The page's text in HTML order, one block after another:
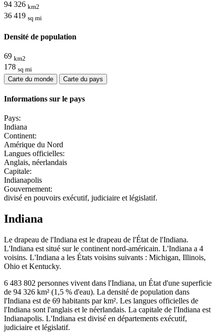
94 326 km2
36 419 sq mi
Densité de population
69 km2
178 sq mi
Carte du monde
Carte du pays
Informations sur le pays
Pays:
Indiana
Continent:
Amérique du Nord
Langues officielles:
Anglais, néerlandais
Capitale:
Indianapolis
Gouvernement:
divisé en pouvoirs exécutif, judiciaire et législatif.
Indiana
Le drapeau de l'Indiana est le drapeau de l'État de l'Indiana.
L'Indiana est situé sur le continent nord-américain. L'Indiana a 4
voisins. L'Indiana a les États voisins suivants : Michigan, Illinois,
Ohio et Kentucky.
6 483 802 personnes vivent dans l'Indiana, un État d'une superficie
de 94 326 km² (1,5 % d'eau). La densité de population dans
l'Indiana est de 69 habitants par km². Les langues officielles de
l'Indiana sont l'anglais et le néerlandais. La capitale de l'Indiana est
Indianapolis. L'Indiana est divisé en départements exécutif,
judiciaire et législatif.